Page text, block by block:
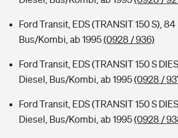
Ford Transit, EDS (TRANSIT 150 S), 84
Bus/Kombi, ab 1995(0928 / 936)
Ford Transit, EDS (TRANSIT 150 S
Diesel, Bus/Kombi, ab 1995(0928 /
Ford Transit, EDS (TRANSIT 150 S
Diesel, Bus/Kombi, ab 1995(0928 /